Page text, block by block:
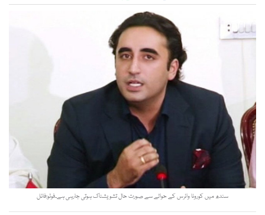
سندھ میں کورونا وائرس کے حوالے سے صورت حال تشویشناک ہوتی جارہی ہے۔فوٹو:فائل